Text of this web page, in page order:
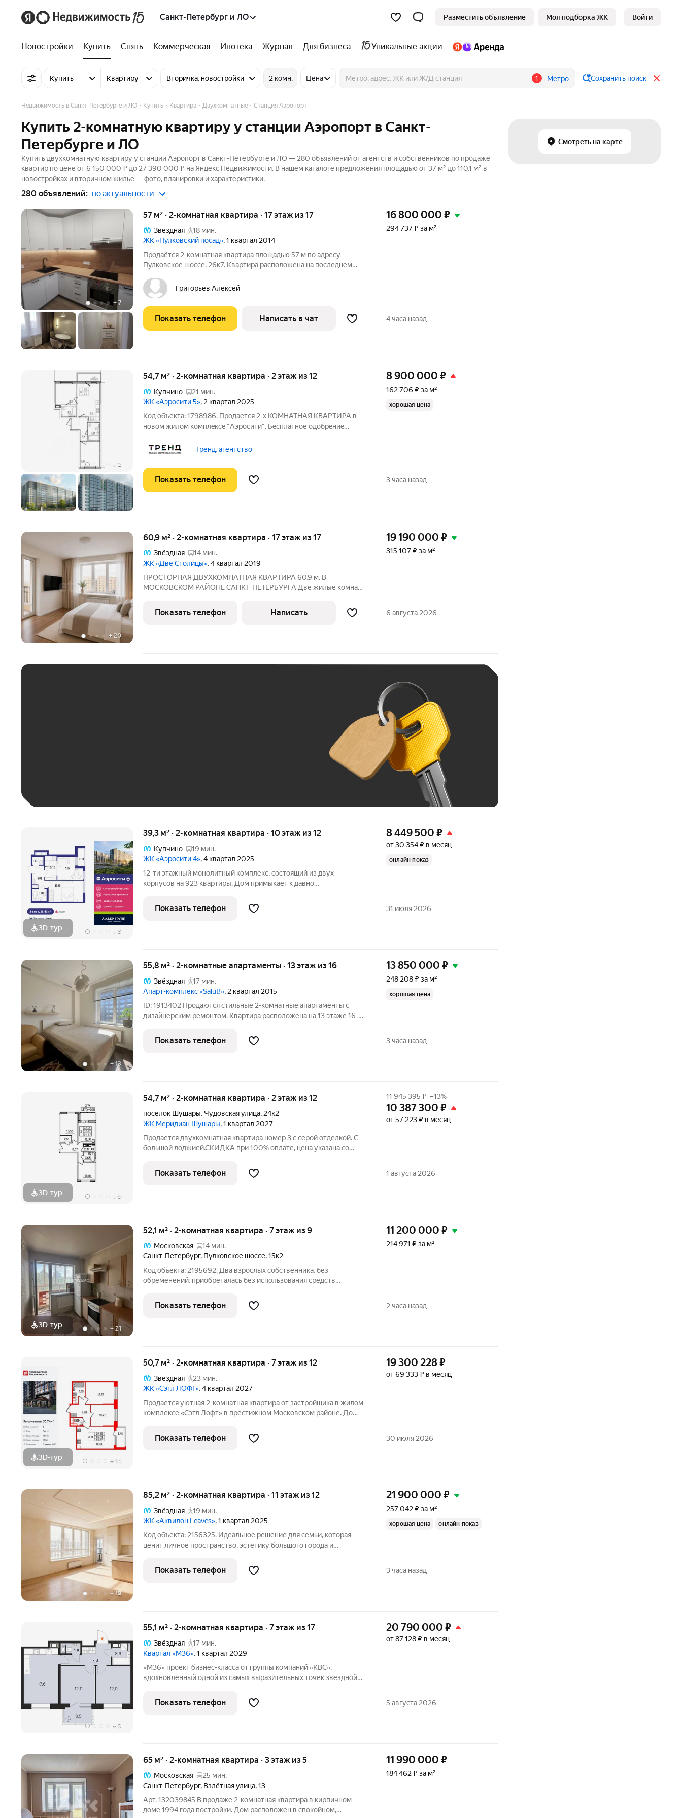
Санкт-Петербург и ЛО Разместить объявление Моя подборка ЖК Войти
Новостройки Купить Снять Коммерческая Ипотека Журнал Для бизнеса Уникальные акции
Купить Квартиру Вторичка, новостройки 2 комн. Цена 1 Метро Сохранить поиск
Смотреть на карте
Недвижимость в Санкт-Петербурге и ЛО Купить Квартира Двухкомнатные Станция Аэропорт
Купить 2-комнатную квартиру у станции Аэропорт в Санкт-
Петербурге и ЛО
Купить двухкомнатную квартиру у станции Аэропорт в Санкт-Петербурге и ЛО — 280 объявлений от агентств и собственников по продаже
квартир по цене от 6 150 000 ₽ до 27 390 000 ₽ на Яндекс Недвижимости. В нашем каталоге предложения площадью от 37 м² до 110,1 м² в
новостройках и вторичном жилье — фото, планировки и характеристики.
280 объявлений: по актуальности
+7
57 м² · 2-комнатная квартира · 17 этаж из 17
Звёздная
18 мин.
ЖК «Пулковский посад», 1 квартал 2014
Продаётся 2-комнатная квартира площадью 57 м по адресу
Пулковское шоссе, 26к7. Квартира расположена на последнем
Планировка: комнаты 19 и 13 м; кухня 8,4 м; отдельная гардеробная
1,9 м;
Григорьев Алексей
16 800 000 ₽
294 737 ₽ за м²
Показать телефон Написать в чат 4 часа назад
+ 2
54,7 м² · 2-комнатная квартира · 2 этаж из 12
Купчино
21 мин.
ЖК «Аэросити 5», 2 квартал 2025
Код объекта: 1798986. Продaется 2-x КОМНАТHАЯ KВAPТИPA в
новом жилoм кoмплeкce "Аэросити". Бeсплатнoе oдобpeниe
cтавки от 2%; -IT-ипoтeка для всех: - пpинимаeм вcе виды
жилищныx cертификатов,
Тренд, агентство
8 900 000 ₽
162 706 ₽ за м²
хорошая цена
Показать телефон 3 часа назад
+ 20
60,9 м² · 2-комнатная квартира · 17 этаж из 17
Звёздная
14 мин.
ЖК «Две Столицы», 4 квартал 2019
ПРОСТОРНАЯ ДВУХКОМНАТНАЯ КВАРТИРА 60,9 м. В
МОСКОВСКОМ РАЙОНЕ САНКТ-ПЕТЕРБУРГА Две жилые комната
идеальное пространство для комфортной жизни. Последний этаж
избавит от шума сверху и
19 190 000 ₽
315 107 ₽ за м²
Показать телефон Написать 6 августа 2026
3D-тур + 3
39,3 м² · 2-комнатная квартира · 10 этаж из 12
Купчино
19 мин.
ЖК «Аэросити 4», 4 квартал 2025
12-ти этажный монолитный комплекс, состоящий из двух
корпусов на 923 квартиры. Дом примыкает к давно
общественного транспорта, магазины и социальные учреждения.
В составе проекта возводится
8 449 500 ₽
от 30 354 ₽ в месяц
онлайн показ
Показать телефон 31 июля 2026
+13
55,8 м² · 2-комнатные апартаменты · 13 этаж из 16
Звёздная
17 мин.
Апарт-комплекс «Salut!», 2 квартал 2015
ID: 1913402 Продаются стильные 2-комнатные апартаменты с
дизайнерским ремонтом. Квартира расположена на 13 этаже 16-
55,8 кв.м. Сделана функциональная перепланировка: просторная
13 850 000 ₽
248 208 ₽ за м²
хорошая цена
Показать телефон 3 часа назад
3D-тур + 9
54,7 м² · 2-комнатная квартира · 2 этаж из 12
посёлок Шушары, Чудовская улица, 24к2
ЖК Меридиан Шушары, 1 квартал 2027
Продается двухкомнатная квартира номер 3 с серой отделкой. С
большой лоджией.СКИДКА при 100% оплате, цена указана со
11 945 395₽ –13%
10 387 300 ₽
от 57 223 ₽ в месяц
Показать телефон 1 августа 2026
3D-тур + 21
52,1 м² · 2-комнатная квартира · 7 этаж из 9
Московская
14 мин.
Санкт-Петербург, Пулковское шоссе,15к2
Код объекта: 2195692. Два взрослых собственника, без
обременений, приобреталась без использования средств
собственности. Предлагается к покупке просторная, светлая,
теплая двухкомнатная
11 200 000 ₽
214 971 ₽ за м²
Показать телефон 2 часа назад
3D-тур + 14
50,7 м² · 2-комнатная квартира · 7 этаж из 12
Звёздная
23 мин.
ЖК «Сэтл ЛОФТ», 4 квартал 2027
Продается уютная 2-комнатная квартира от застройщика в жилом
комплексе «Сэтл Лофт» в престижном Московском районе. До
классическая, функциональная европланировка, большая кухня-
гостиная 16.33
19 300 228₽
от 69 333 ₽ в месяц
Показать телефон 30 июля 2026
+ 19
85,2 м² · 2-комнатная квартира · 11 этаж из 12
Звёздная
19 мин.
ЖК «Аквилон Leaves», 1 квартал 2025
Код объекта: 2156325. Идеальное решение для семьи, которая
ценит личное пространство, эстетику большого города и
Московский район самый престижный спальный район
Петербурга, инфраструктура
21 900 000 ₽
257 042 ₽ за м²
хорошая цена онлайн показ
Показать телефон 3 часа назад
+ 3
55,1 м² · 2-комнатная квартира · 7 этаж из 17
Звёздная
17 мин.
Квартал «М36», 1 квартал 2029
«М36» проект бизнес-класса от группы компаний «КВС»,
вдохновлённый одной из самых выразительных точек звёздной
астрономии этот объект символизирует порядок, точность и
уверенность в движении. В
20 790 000 ₽
от 87 128 ₽ в месяц
Показать телефон 5 августа 2026
65 м² · 2-комнатная квартира · 3 этаж из 5
Московская
25 мин.
Санкт-Петербург, Взлётная улица,13
Арт. 132039845 В продаже 2-комнатная квартира в кирпичном
доме 1994 года постройки. Дом расположен в спокойном,
11 990 000 ₽
184 462 ₽ за м²